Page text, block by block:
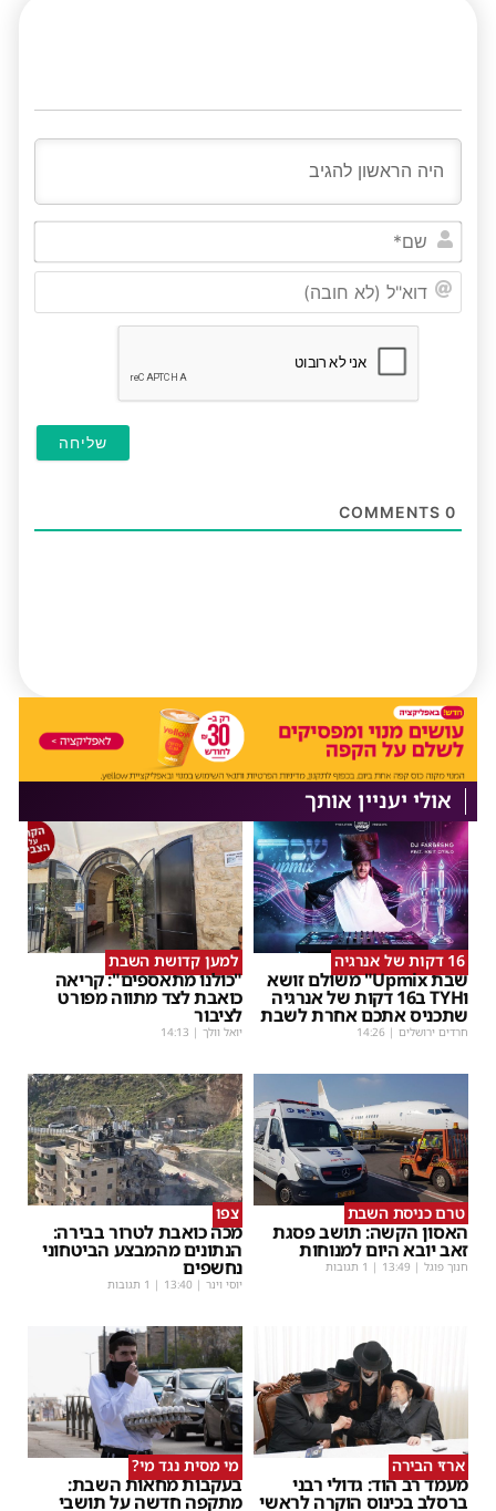
שם*
0
אולי יעניין אותך
16 דקות של אנרגיה
שבת Upmix" משולם זושא
וTYH ב16 דקות של אנרגיה
שתכניס אתכם אחרת לשבת
חרדים ירושלים |
14:26
למען קדושת השבת
"כולנו מתאספים": קריאה
כואבת לצד מתווה מפורט
לציבור
יואל וולך |
14:13
טרם כניסת השבת
האסון הקשה: תושב פסגת
זאב יובא היום למנוחות
חנוך פוגל |
13:49 | 1 תגובות
צפו
מכה כואבת לטרור בבירה:
הנתונים מהמבצע הביטחוני
נחשפים
יוסי וינר |
13:40 | 1 תגובות
ארזי הבירה
מעמד רב הוד: גדולי רבני
ברסלב בכינוס הוקרה לראשי
מי מסית נגד מי?
בעקבות מחאות השבת:
מתקפה חדשה על תושבי